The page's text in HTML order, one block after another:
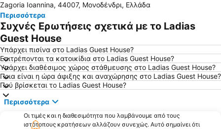
Σπήλαιο Περάματος
Λουτρά Καβασίλων
Παραδοσιακός Οικισμός Γηρομερίου
Διεθνές Αεροδρόμιο Ιωαννίνων
Εθνικό Στάδιο Ζωσιμάδες
Κατώγι Αβέρωφ
Ηπειρώτικα
Το Φαράγγι του Βίκου
Γέφυρα Βοϊδομάτη
Παραδοσιακός Οικισμός Καλαρρυτών
Παραδοσιακός Οικισμός Αρίστης
Εθνικός Δρυμός Πίνδου
Προκυμαία Λίμνης
Τεχνητή Λίμνη Πηγών Αώου
Αρχαιολογικό Μουσείο Ιωαννίνων
Παραδοσιακός Οικισμός Μονοδενδρίου
Zagoria Ioannina, 44007, Μονοδένδρι, Ελλάδα
Περισσότερα
Συχνές Ερωτήσεις σχετικά με το Ladias
Guest House
Υπάρχει πισίνα στο Ladias Guest House?
Επιτρέπονται τα κατοικίδια στο Ladias Guest House?
Υπάρχει διαθέσιμος χώρος στάθμευσης στο Ladias Guest House?
Ποια είναι η ώρα άφιξης και αναχώρησης στο Ladias Guest House?
Πού βρίσκεται το Ladias Guest House?
Περισσότερα
Οι τιμές και η διαθεσιμότητα που λαμβάνουμε από τους
ιστότοπους κρατήσεων αλλάζουν συνεχώς. Αυτό σημαίνει ότι